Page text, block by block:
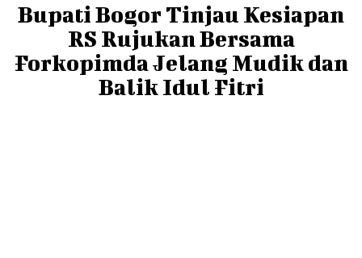
Bupati Bogor Tinjau Kesiapan
RS Rujukan Bersama
Forkopimda Jelang Mudik dan
Balik Idul Fitri